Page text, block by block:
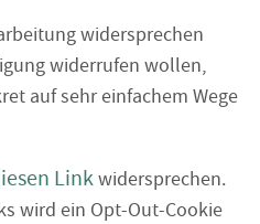
widersprechen
widerrufen wollen,
auf sehr einfachem Wege
Linkwidersprechen.
wird ein Opt-Out-Cookie